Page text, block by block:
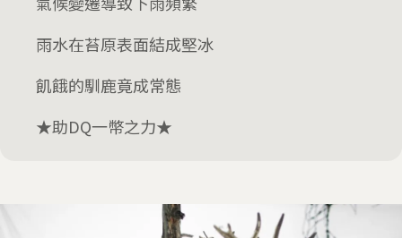
雨水在苔原表面結成堅冰
飢餓的馴鹿竟成常態
★助DQ一幣之力★